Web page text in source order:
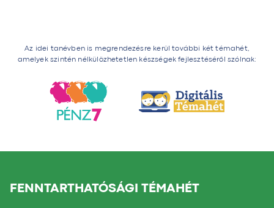
Az idei tanévben is megrendezésre kerül további két témahét,
amelyek szintén nélkülözhetetlen készségek fejlesztéséről szólnak:
FENNTARTHATÓSÁGI TÉMAHÉT